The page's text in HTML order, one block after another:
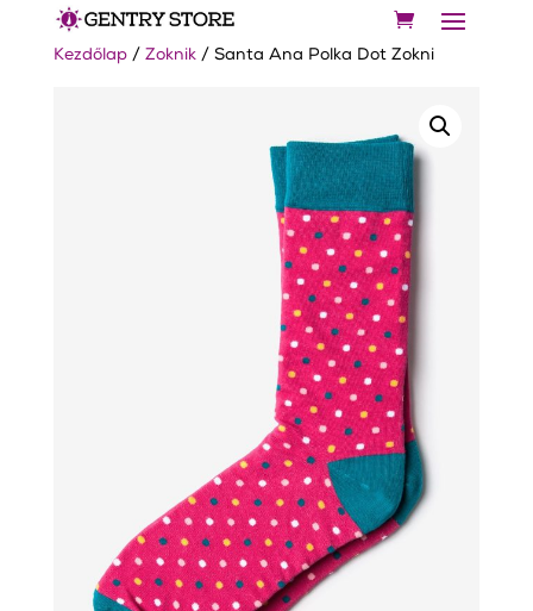
Kezdőlap/ Zoknik/ Santa Ana Polka Dot Zokni